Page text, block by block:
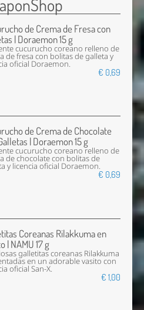
de Crema de Fresa con
| Doraemon 15 g
cucurucho coreano relleno de
de fresa con bolitas de galleta y
oficial Doraemon.
€ 0,69
de Crema de Chocolate
| Doraemon 15 g
cucurucho coreano relleno de
de chocolate con bolitas de
y licencia oficial Doraemon.
€ 0,69
Coreanas Rilakkuma en
| NAMU 17 g
galletitas coreanas Rilakkuma
en un adorable vasito con
oficial San-X.
€ 1,00